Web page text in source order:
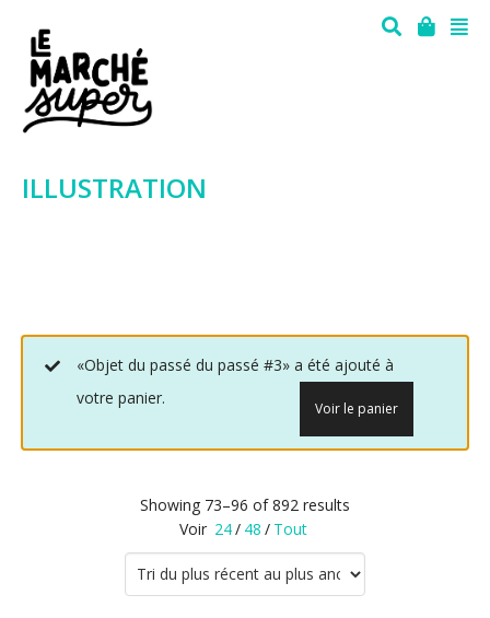
ILLUSTRATION
«Objet du passé du passé #3» a été ajouté à
votre panier.
Voir le panier
Showing 73–96 of 892 results
Voir 24/ 48 / Tout